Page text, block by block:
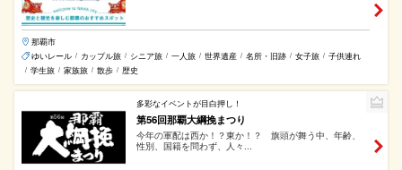
那覇市
ゆいレール / カップル旅 / シニア旅 / 一人旅 / 世界遺産 / 名所・旧跡 / 女子旅 / 子供連れ
/ 学生旅 / 家族旅 / 散歩 / 歴史
多彩なイベントが目白押し！
第56回那覇大綱挽まつり
今年の軍配は西か！？東か！？ 旗頭が舞う中、年齢、
性別、国籍を問わず、人々...